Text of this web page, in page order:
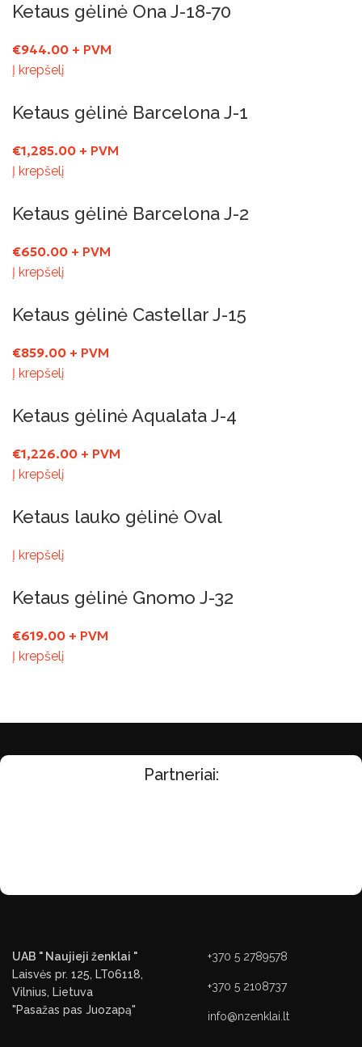
Ketaus gėlinė Ona J-18-70
€944.00 + PVM
Į krepšelį
Ketaus gėlinė Barcelona J-1
€1,285.00 + PVM
Į krepšelį
Ketaus gėlinė Barcelona J-2
€650.00 + PVM
Į krepšelį
Ketaus gėlinė Castellar J-15
€859.00 + PVM
Į krepšelį
Ketaus gėlinė Aqualata J-4
€1,226.00 + PVM
Į krepšelį
Ketaus lauko gėlinė Oval
Į krepšelį
Ketaus gėlinė Gnomo J-32
€619.00 + PVM
Į krepšelį
Partneriai:
UAB " Naujieji ženklai "
Laisvės pr. 125, LT06118,
Vilnius, Lietuva
"Pasažas pas Juozapą"
+370 5 2789578
+370 5 2108737
info@nzenklai.lt